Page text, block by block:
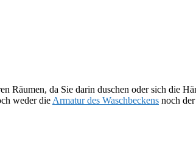
da Sie darin duschen oder sich die
weder die Armatur des Waschbeckens noch der